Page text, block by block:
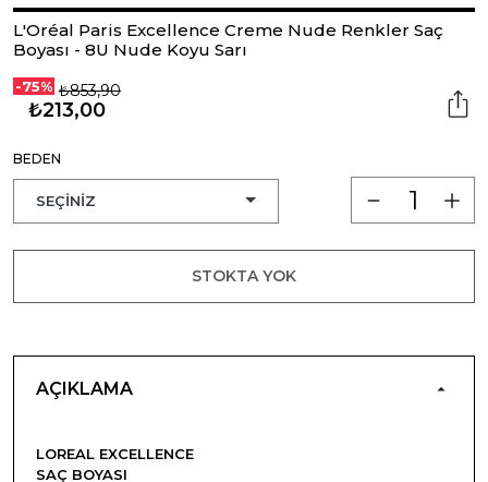
L'Oréal Paris Excellence Creme Nude Renkler Saç
Boyası - 8U Nude Koyu Sarı
-75% ₺853,90
₺213,00
BEDEN
STOKTA YOK
AÇIKLAMA
LOREAL EXCELLENCE
SAÇ BOYASI